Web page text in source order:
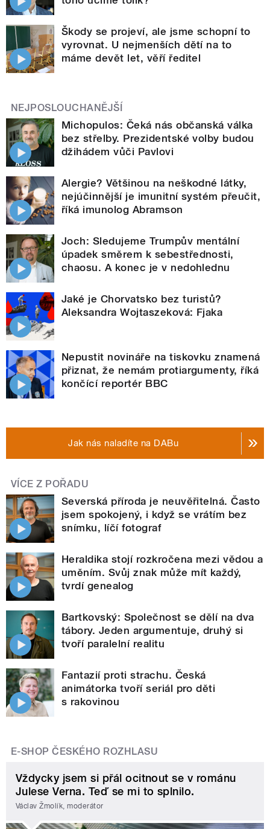
Škody se projeví, ale jsme schopní to
vyrovnat. U nejmenších dětí na to
máme devět let, věří ředitel
NEJPOSLOUCHANĚJŠÍ
Michopulos: Čeká nás občanská válka
bez střelby. Prezidentské volby budou
džihádem vůči Pavlovi
Alergie? Většinou na neškodné látky,
nejúčinnější je imunitní systém přeučit,
říká imunolog Abramson
Joch: Sledujeme Trumpův mentální
úpadek směrem k sebestřednosti,
chaosu. A konec je v nedohlednu
Jaké je Chorvatsko bez turistů?
Aleksandra Wojtaszeková: Fjaka
Nepustit novináře na tiskovku znamená
přiznat, že nemám protiargumenty, říká
končící reportér BBC
Jak nás naladíte na DABu
VÍCE Z POŘADU
Severská příroda je neuvěřitelná. Často
jsem spokojený, i když se vrátím bez
snímku, líčí fotograf
Heraldika stojí rozkročena mezi vědou a
uměním. Svůj znak může mít každý,
tvrdí genealog
Bartkovský: Společnost se dělí na dva
tábory. Jeden argumentuje, druhý si
tvoří paralelní realitu
Fantazií proti strachu. Česká
animátorka tvoří seriál pro děti
s rakovinou
E-SHOP ČESKÉHO ROZHLASU
Vždycky jsem si přál ocitnout se v románu
Julese Verna. Teď se mi to splnilo.
Václav Žmolík, moderátor